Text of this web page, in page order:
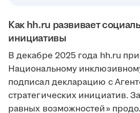
Как hh.ru развивает
инициативы
В декабре 2025 года hh.ru
Национальному
подписал декларацию с
стратегических инициатив.
равных возможностей»